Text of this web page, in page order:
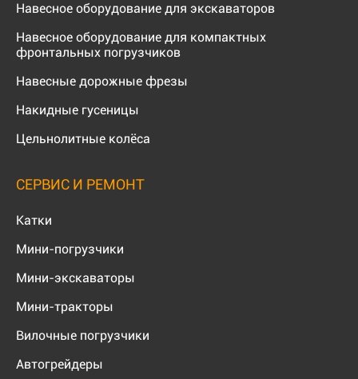
Навесное оборудование для экскаваторов
Навесное оборудование для компактных
фронтальных погрузчиков
Навесные дорожные фрезы
Накидные гусеницы
Цельнолитные колёса
СЕРВИС И РЕМОНТ
Катки
Мини-погрузчики
Мини-экскаваторы
Мини-тракторы
Вилочные погрузчики
Автогрейдеры